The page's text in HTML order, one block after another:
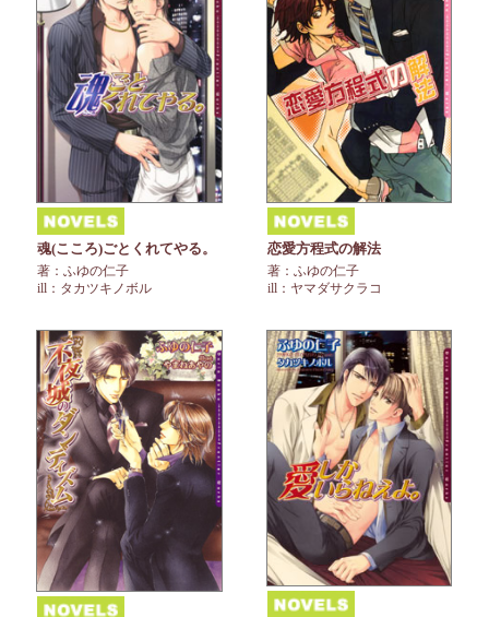
魂(こころ)ごとくれてやる。
著：ふゆの仁子
ill：タカツキノボル
恋愛方程式の解法
著：ふゆの仁子
ill：ヤマダサクラコ